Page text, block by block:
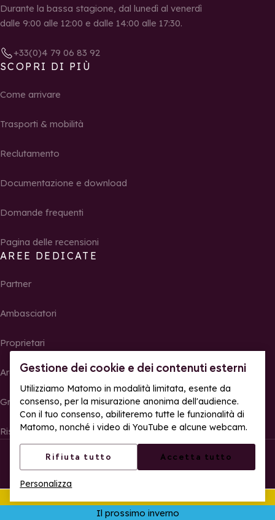
Gestione dei cookie e dei contenuti esterni
Utilizziamo Matomo in modalità limitata, esente da
consenso, per la misurazione anonima dell'audience.
Con il tuo consenso, abiliteremo tutte le funzionalità di
Matomo, nonché i video di YouTube e alcune webcam.
Rifiuta tutto Accetta tutto
Personalizza
Durante la bassa stagione, dal lunedì al venerdì
dalle 9:00 alle 12:00 e dalle 14:00 alle 17:30.
+33(0)4 79 06 83 92
SCOPRI DI PIÙ
Come arrivare
Trasporti & mobilità
Reclutamento
Documentazione e download
Domande frequenti
Pagina delle recensioni
AREE DEDICATE
Partner
Ambasciatori
Proprietari
Area Stampa
Gruppi, seminari e tour operator
Risultati e foto delle gare
© La Rosière – Tutti i diritti riservati
Accessibilità web: parzialmente conforme
Il prossimo inverno